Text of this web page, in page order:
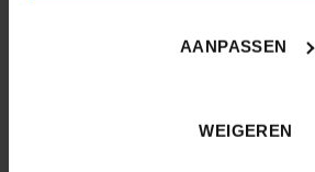
AANPASSEN
WEIGEREN
wetgeving nu voor alle partijen